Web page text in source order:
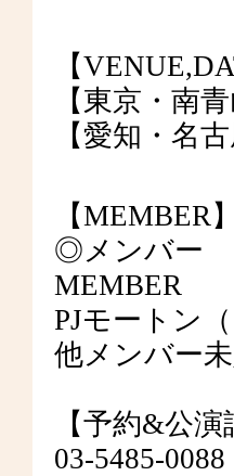
【
【東京・南
【愛知・名
【MEMBER】
◎メンバー
MEMBER
PJモートン
他メンバー
【予約&公
03-5485-0088